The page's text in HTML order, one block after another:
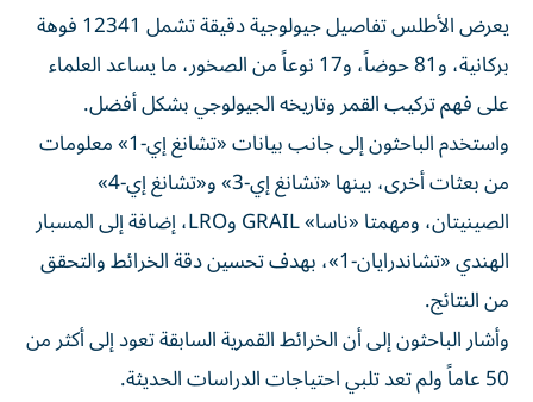
يعرض الأطلس تفاصيل جيولوجية دقيقة تشمل 12341 فوهة
بركانية، و81 حوضاً، و17 نوعاً من الصخور، ما يساعد العلماء
على فهم تركيب القمر وتاريخه الجيولوجي بشكل أفضل.
واستخدم الباحثون إلى جانب بيانات «تشانغ إي-1» معلومات
من بعثات أخرى، بينها «تشانغ إي-3» و«تشانغ إي-4»
الصينيتان، ومهمتا «ناسا» GRAIL وLRO، إضافة إلى المسبار
الهندي «تشاندرايان-1»، بهدف تحسين دقة الخرائط والتحقق
من النتائج.
وأشار الباحثون إلى أن الخرائط القمرية السابقة تعود إلى أكثر من
50 عاماً ولم تعد تلبي احتياجات الدراسات الحديثة.